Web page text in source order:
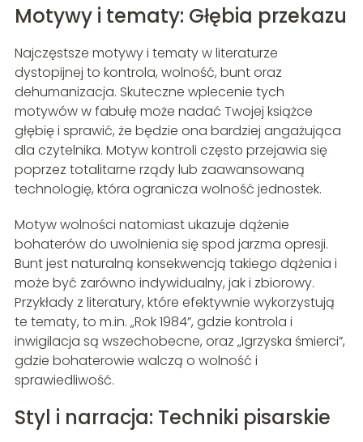
Motywy i tematy: Głębia przekazu
Najczęstsze motywy i tematy w literaturze
dystopijnej to kontrola, wolność, bunt oraz
dehumanizacja. Skuteczne wplecenie tych
motywów w fabułę może nadać Twojej książce
głębię i sprawić, że będzie ona bardziej angażująca
dla czytelnika. Motyw kontroli często przejawia się
poprzez totalitarne rządy lub zaawansowaną
technologię, która ogranicza wolność jednostek.
Motyw wolności natomiast ukazuje dążenie
bohaterów do uwolnienia się spod jarzma opresji.
Bunt jest naturalną konsekwencją takiego dążenia i
może być zarówno indywidualny, jak i zbiorowy.
Przykłady z literatury, które efektywnie wykorzystują
te tematy, to m.in. „Rok 1984”, gdzie kontrola i
inwigilacja są wszechobecne, oraz „Igrzyska śmierci”,
gdzie bohaterowie walczą o wolność i
sprawiedliwość.
Styl i narracja: Techniki pisarskie